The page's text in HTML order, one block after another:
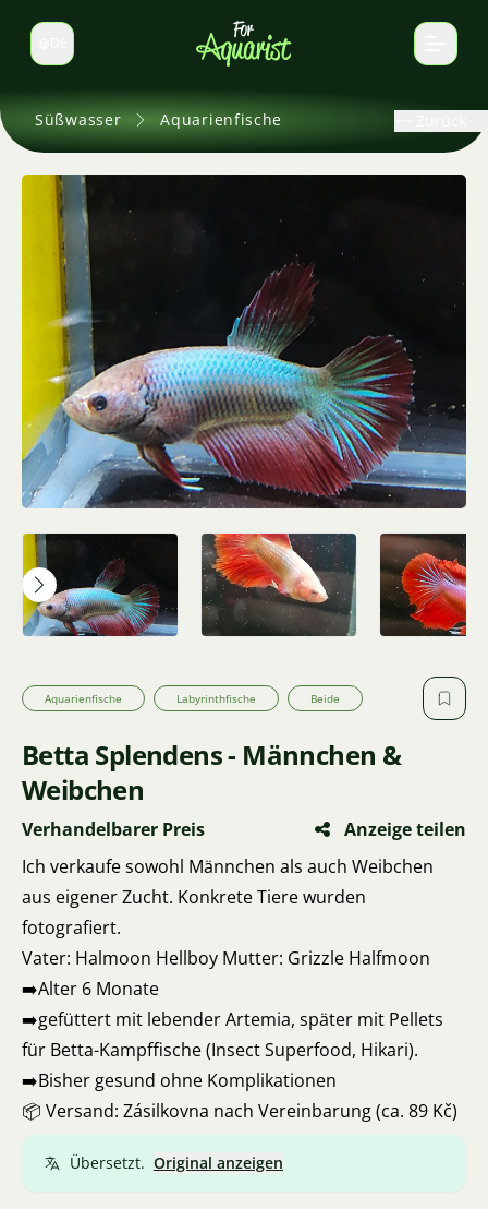
Sprache wechseln
Süßwasser Aquarienfische
Aquarienfische Labyrinthfische Beide
Betta Splendens - Männchen &
Weibchen
Verhandelbarer Preis
Anzeige teilen
Ich verkaufe sowohl Männchen als auch Weibchen
aus eigener Zucht. Konkrete Tiere wurden
fotografiert.
Vater: Halmoon Hellboy Mutter: Grizzle Halfmoon
➡️Alter 6 Monate
➡️gefüttert mit lebender Artemia, später mit Pellets
für Betta-Kampffische (Insect Superfood, Hikari).
➡️Bisher gesund ohne Komplikationen
📦 Versand: Zásilkovna nach Vereinbarung (ca. 89 Kč)
Übersetzt. Original anzeigen